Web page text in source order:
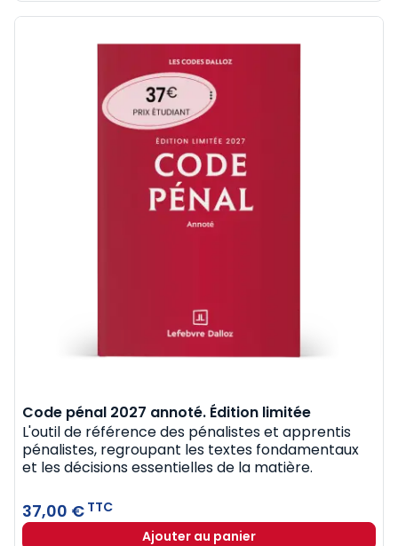
Code pénal 2027 annoté. Édition limitée
L'outil de référence des pénalistes et apprentis
pénalistes, regroupant les textes fondamentaux
et les décisions essentielles de la matière.
37,00 € TTC
Ajouter au panier